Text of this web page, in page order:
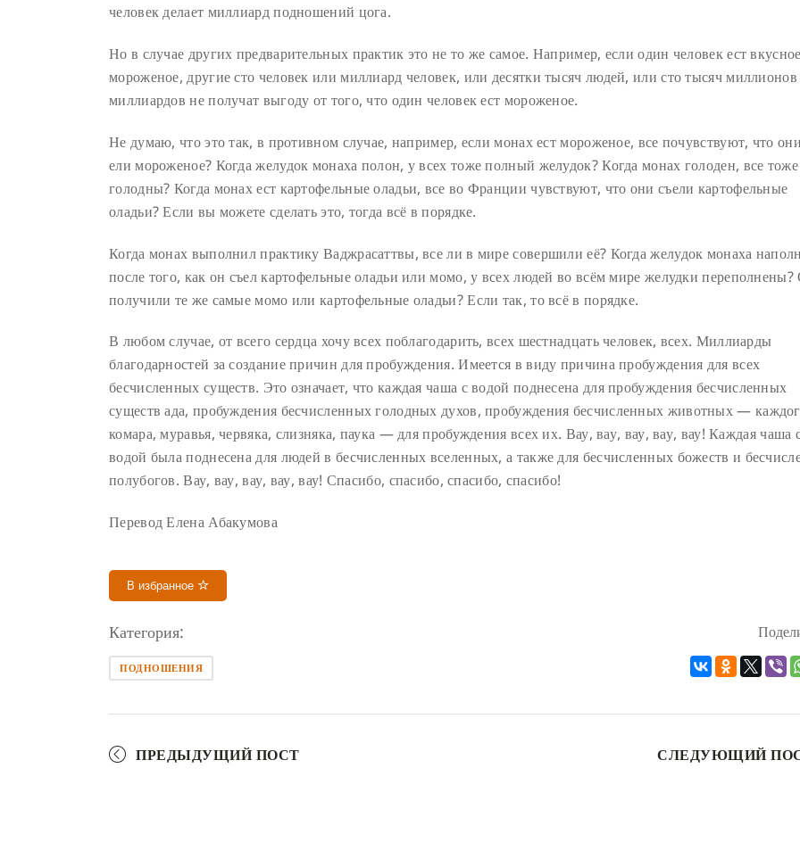
человек делает миллиард подношений цога.
Но в случае других предварительных практик это не то же самое. Например, если один человек ест вкусное
мороженое, другие сто человек или миллиард человек, или десятки тысяч людей, или сто тысяч миллионов
миллиардов не получат выгоду от того, что один человек ест мороженое.
Не думаю, что это так, в противном случае, например, если монах ест мороженое, все почувствуют, что
ели мороженое? Когда желудок монаха полон, у всех тоже полный желудок? Когда монах голоден, все тоже
голодны? Когда монах ест картофельные оладьи, все во Франции чувствуют, что они съели картофельные
оладьи? Если вы можете сделать это, тогда всё в порядке.
Когда монах выполнил практику Ваджрасаттвы, все ли в мире совершили её? Когда желудок монаха
после того, как он съел картофельные оладьи или момо, у всех людей во всём мире желудки
получили те же самые момо или картофельные оладьи? Если так, то всё в порядке.
В любом случае, от всего сердца хочу всех поблагодарить, всех шестнадцать человек, всех. Миллиарды
благодарностей за создание причин для пробуждения. Имеется в виду причина пробуждения для всех
бесчисленных существ. Это означает, что каждая чаша с водой поднесена для пробуждения бесчисленных
существ ада, пробуждения бесчисленных голодных духов, пробуждения бесчисленных животных —
комара, муравья, червяка, слизняка, паука — для пробуждения всех их. Вау, вау, вау, вау, вау! Каждая чаша
водой была поднесена для людей в бесчисленных вселенных, а также для бесчисленных божеств и
полубогов. Вау, вау, вау, вау, вау! Спасибо, спасибо, спасибо, спасибо!
Перевод Елена Абакумова
В избранное
Категория:
ПОДНОШЕНИЯ
ПРЕДЫДУЩИЙ ПОСТ СЛЕДУЮЩИЙ